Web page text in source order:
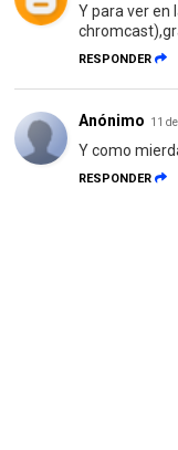
Y para ver en
RESPONDER
Anónimo 11
Y como
RESPONDER